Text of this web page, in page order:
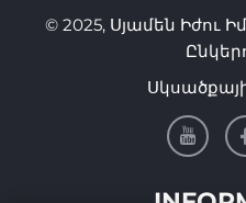
© 2025, Սյամեն Իժու